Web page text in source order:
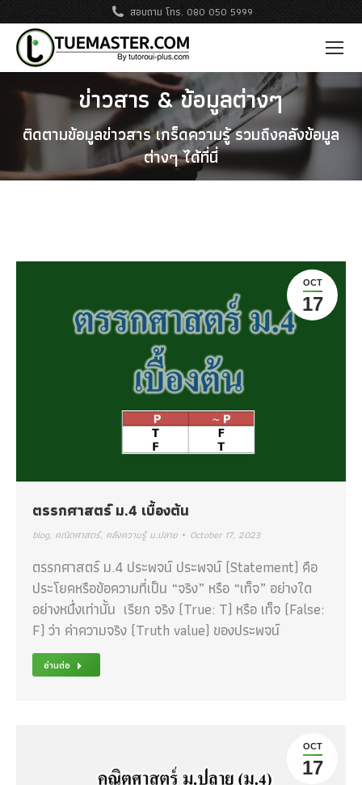
สอบถาม โทร. 080 050 5999
ข่าวสาร & ข้อมูลต่างๆ
ติดตามข้อมูลข่าวสาร เกร็ดความรู้ รวมถึงคลังข้อมูล
ต่างๆ ได้ที่นี่
OCT
17
ตรรกศาสตร์ ม.4 เบื้องต้น
blog, คณิตศาสตร์, คลังความรู้ ม.ปลาย October 17, 2023
ตรรกศาสตร์ ม.4 ประพจน์ ประพจน์ (Statement) คือ
ประโยคหรือข้อความที่เป็น “จริง” หรือ “เท็จ” อย่างใด
อย่างหนึ่งเท่านั้น เรียก จริง (True: T) หรือ เท็จ (False:
F) ว่า ค่าความจริง (Truth value) ของประพจน์
อ่านต่อ
OCT
17